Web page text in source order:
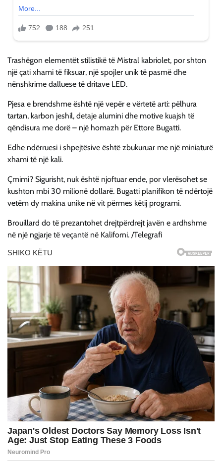
Trashëgon elementët stilistikë të Mistral kabriolet, por shton
një çati xhami të fiksuar, një spojler unik të pasmë dhe
nënshkrime dalluese të dritave LED.
Pjesa e brendshme është një vepër e vërtetë arti: pëlhura
tartan, karbon jeshil, detaje alumini dhe motive kuajsh të
qëndisura me dorë – një homazh për Ettore Bugatti.
Edhe ndërruesi i shpejtësive është zbukuruar me një miniaturë
xhami të një kali.
Çmimi? Sigurisht, nuk është njoftuar ende, por vlerësohet se
kushton mbi 30 milionë dollarë. Bugatti planifikon të ndërtojë
vetëm dy makina unike në vit përmes këtij programi.
Brouillard do të prezantohet drejtpërdrejt javën e ardhshme
në një ngjarje të veçantë në Kaliforni. /Telegrafi